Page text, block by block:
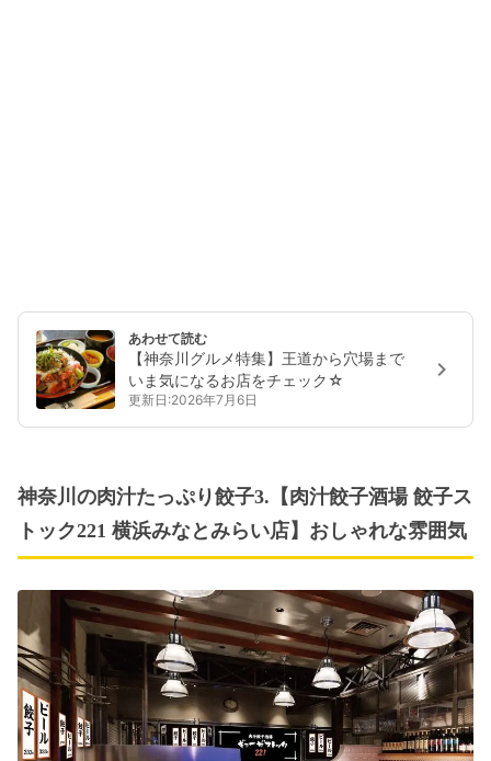
あわせて読む
【神奈川グルメ特集】王道から穴場まで
いま気になるお店をチェック☆
更新日:2026年7月6日
神奈川の肉汁たっぷり餃子3.【肉汁餃子酒場 餃子ス
トック221 横浜みなとみらい店】おしゃれな雰囲気